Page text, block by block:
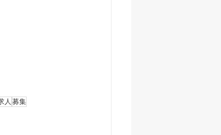
人 募集